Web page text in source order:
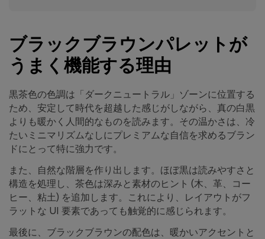
ブラックブラウンパレットが
うまく機能する理由
黒茶色の色調は「ダークニュートラル」ゾーンに位置する
ため、安定して時代を超越した感じがしながら、真の白黒
よりも暖かく人間的なものを読みます。その温かさは、冷
たいミニマリズムなしにプレミアムな自信を求めるブラン
ドにとって特に強力です。
また、自然な階層を作り出します。ほぼ黒は読みやすさと
構造を処理し、茶色は深みと素材のヒント (木、革、コー
ヒー、粘土) を追加します。これにより、レイアウトがフ
ラットな UI 要素であっても触覚的に感じられます。
最後に、ブラックブラウンの配色は、暖かいアクセントと